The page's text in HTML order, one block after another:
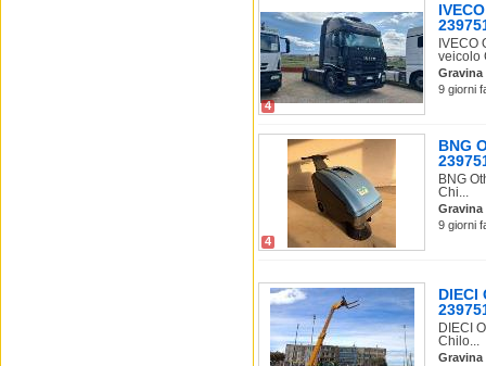
4
IVECO
veicolo
Gravina
9 giorni
4
BNG
BNG
Chi...
Gravina
9 giorni
DIECI
DIECI
Chilo...
Gravina